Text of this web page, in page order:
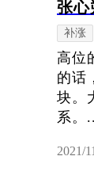
张心
补涨
高位
的话
块。
系。
2021/